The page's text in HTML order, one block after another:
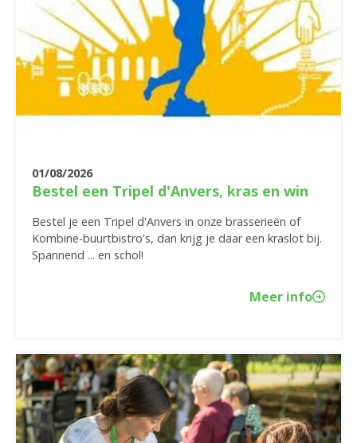
01/08/2026
Bestel een Tripel d'Anvers, kras en win
Bestel je een Tripel d'Anvers in onze brasserieën of
Kombine-buurtbistro's, dan krijg je daar een kraslot bij.
Spannend ... en schol!
Meer info